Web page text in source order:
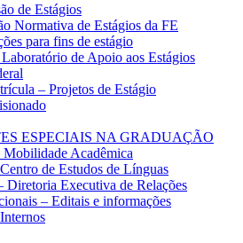
de Estágios
Normativa de Estágios da FE
para fins de estágio
de Apoio aos Estágios
– Projetos de Estágio
ESPECIAIS NA GRADUAÇÃO
Mobilidade Acadêmica
de Estudos de Línguas
Diretoria Executiva de Relações
– Editais e informações